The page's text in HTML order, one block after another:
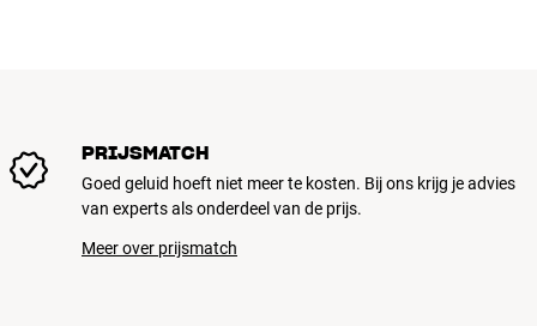
PRIJSMATCH
Goed geluid hoeft niet meer te kosten. Bij ons krijg je advies
van experts als onderdeel van de prijs.
Meer over prijsmatch